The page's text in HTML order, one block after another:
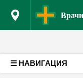
Врачи
☰ НАВИГАЦИЯ